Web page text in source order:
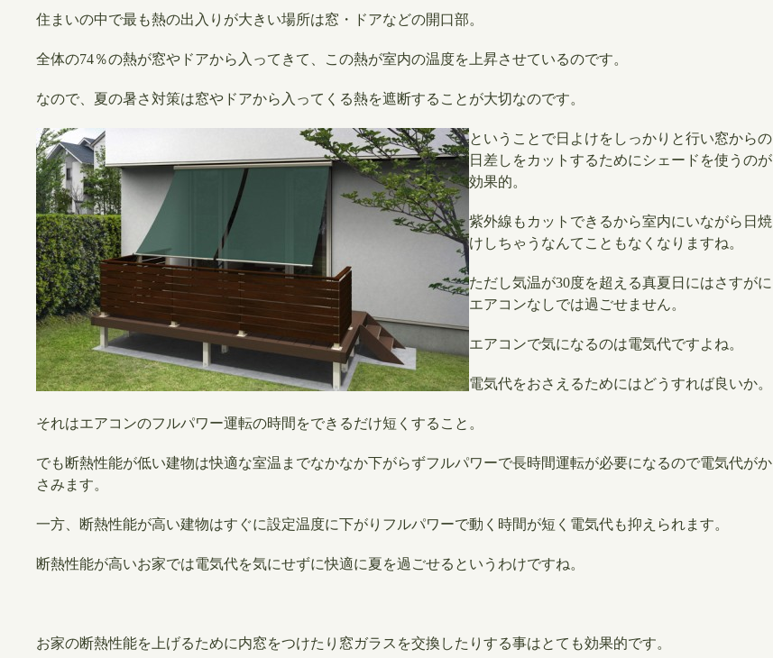
住まいの中で最も熱の出入りが大きい場所は窓・ドアなどの開口部。
全体の74％の熱が窓やドアから入ってきて、この熱が室内の温度を上昇させているのです。
なので、夏の暑さ対策は窓やドアから入ってくる熱を遮断することが大切なのです。
​ということで日よけをしっかりと行い窓からの
日差しをカットするためにシェードを使うのが
効果的。
紫外線もカットできるから室内にいながら日焼
けしちゃうなんてこともなくなりますね。
​ただし気温が30度を超える真夏日にはさすがに
エアコンなしでは過ごせません。
エアコンで気になるのは電気代ですよね。
電気代をおさえるためにはどうすれば良いか。
それはエアコンのフルパワー運転の時間をできるだけ短くすること。
でも断熱性能が低い建物は快適な室温までなかなか下がらずフルパワーで長時間運転が必要になるので電気代がか
さみます。
一方、断熱性能が高い建物はすぐに設定温度に下がりフルパワーで動く時間が短く電気代も抑えられます。
断熱性能が高いお家では電気代を気にせずに快適に夏を過ごせるというわけですね。
お家の断熱性能を上げるために内窓をつけたり窓ガラスを交換したりする事はとても効果的です。